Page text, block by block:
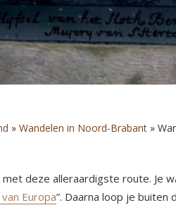
» Wandelen in Noord-Brabant »
deze alleraardigste route. Je
Europa”. Daarna loop je